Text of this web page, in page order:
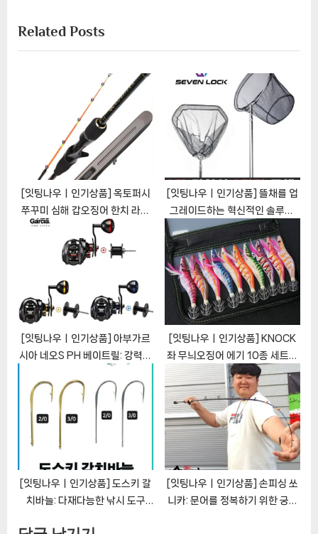
u
s
t
P
Related Posts
[잇팅나우ㅣ인기상품] 옥토퍼시
쭈꾸미 심해 갑오징어 한치 라이
트게임 이카메탈 선상낚시대 가방
포함 [EatingNOWㅣ추천상품]
[잇팅나우ㅣ인기상품] 뜰채를 업
그레이드하는 혁신적인 솔루션:
세븐락 튼튼한 뜰채 바닥
[EatingNOWㅣ추천상품]
[잇팅나우ㅣ인기상품] 아부가르
시아 네오S PH 베이트릴: 강력한
[EatingNOWㅣ추천상품]
[잇팅나우ㅣ인기상품] KNOCK
좌 무늬오징어 에기 10종 세트의
매력적인 특징 탐구
[EatingNOWㅣ추천상품]
[잇팅나우ㅣ인기상품] 도스키 갈
치바늘: 다재다능한 낚시 도구
[잇팅나우ㅣ인기상품] 손피싱 쏘
니카: 문어를 정복하기 위한 궁극